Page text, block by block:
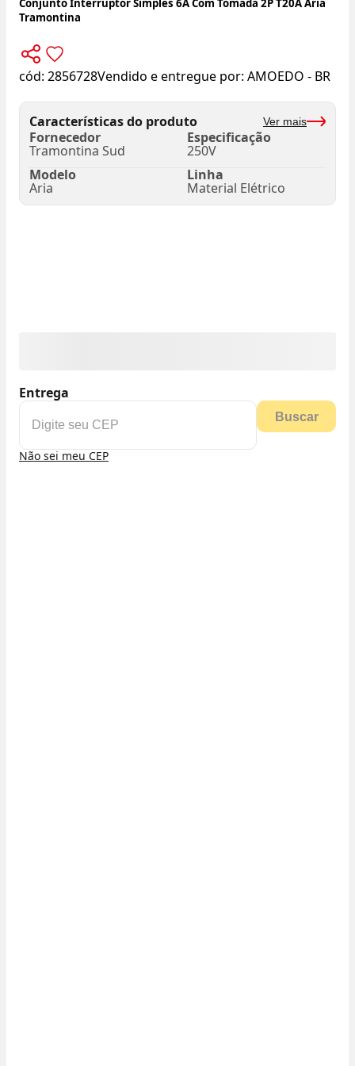
Conjunto Interruptor Simples 6A Com Tomada 2P T20A Aria
Tramontina
cód: 2856728Vendido e entregue por: AMOEDO - BR
Características do produto Ver mais
Fornecedor
Tramontina Sud
Especificação
250V
Modelo
Aria
Linha
Material Elétrico
Entrega
Buscar
Não sei meu CEP